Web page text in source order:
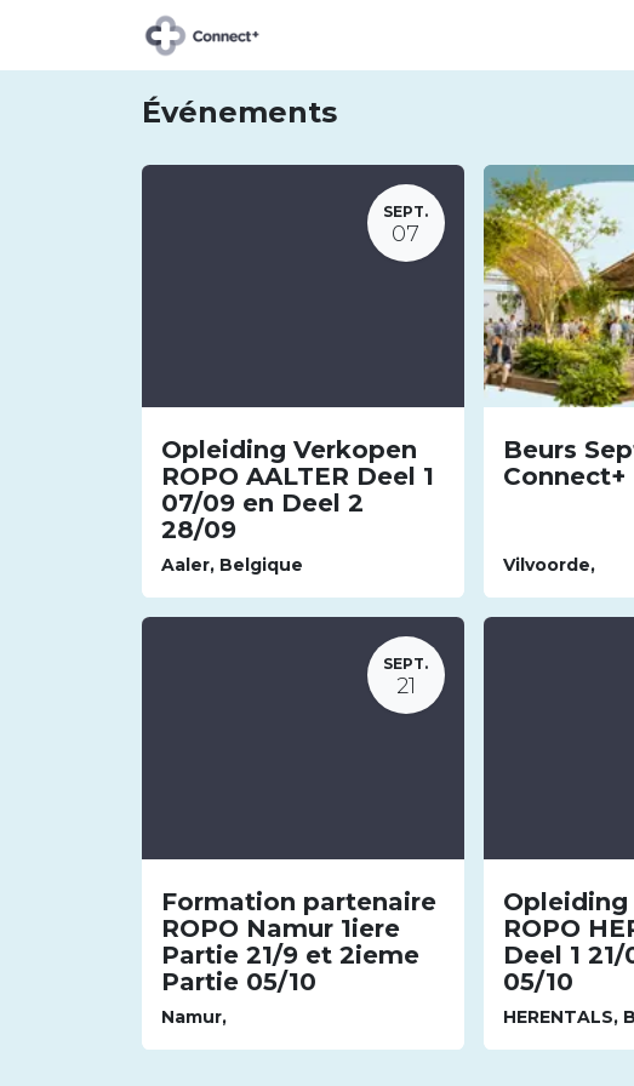
Événements
SEPT.
07
Opleiding Verkopen
ROPO AALTER Deel 1
07/09 en Deel 2
28/09
Aaler, Belgique
Beurs
Connect+
Vilvoorde,
SEPT.
21
Formation partenaire
ROPO Namur 1iere
Partie 21/9 et 2ieme
Partie 05/10
Namur,
Opleiding
ROPO
Deel 1
05/10
HERENTALS,